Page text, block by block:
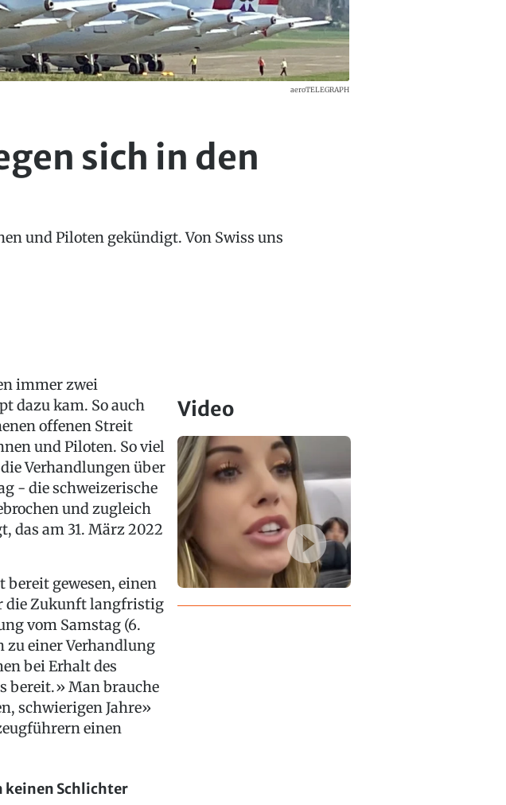
aeroTELEGRAPH
sich in den
und Piloten gekündigt. Von Swiss uns
immer zwei
dazu kam. So auch
offenen Streit
und Piloten. So viel
Verhandlungen über
- die schweizerische
und zugleich
das am 31. März 2022
gewesen, einen
die Zukunft langfristig
vom Samstag (6.
zu einer Verhandlung
bei Erhalt des
bereit.» Man brauche
schwierigen Jahre»
einen
keinen Schlichter
Video